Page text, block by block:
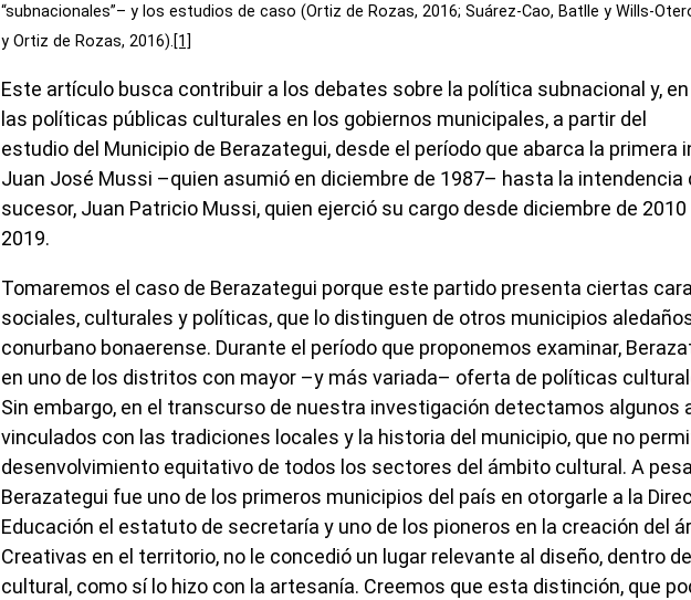
“subnacionales”– y los estudios de caso (Ortiz de Rozas, 2016; Suárez-Cao, Batlle y Wills-
y Ortiz de Rozas, 2016). [1]
Este artículo busca contribuir a los debates sobre la política subnacional y,
las políticas públicas culturales en los gobiernos municipales, a partir del
estudio del Municipio de Berazategui, desde el período que abarca la primera
Juan José Mussi –quien asumió en diciembre de 1987– hasta la intendencia
sucesor, Juan Patricio Mussi, quien ejerció su cargo desde diciembre de
2019.
Tomaremos el caso de Berazategui porque este partido presenta ciertas
sociales, culturales y políticas, que lo distinguen de otros municipios
conurbano bonaerense. Durante el período que proponemos examinar,
en uno de los distritos con mayor –y más variada– oferta de políticas
Sin embargo, en el transcurso de nuestra investigación detectamos algunos
vinculados con las tradiciones locales y la historia del municipio, que no
desenvolvimiento equitativo de todos los sectores del ámbito cultural. A
Berazategui fue uno de los primeros municipios del país en otorgarle a la
Educación el estatuto de secretaría y uno de los pioneros en la creación del
Creativas en el territorio, no le concedió un lugar relevante al diseño, dentro
cultural, como sí lo hizo con la artesanía. Creemos que esta distinción, que